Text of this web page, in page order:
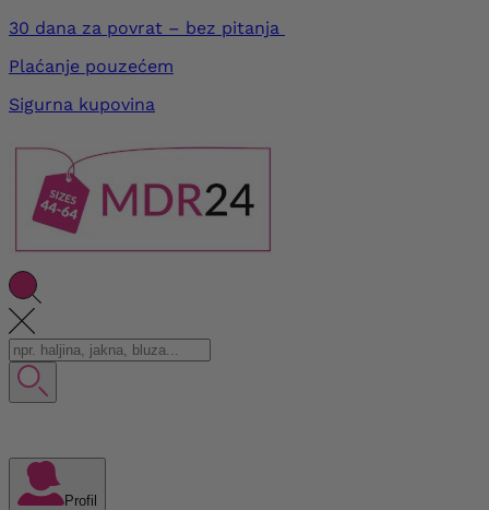
30 dana za povrat – bez pitanja
Plaćanje pouzećem
Sigurna kupovina
Profil